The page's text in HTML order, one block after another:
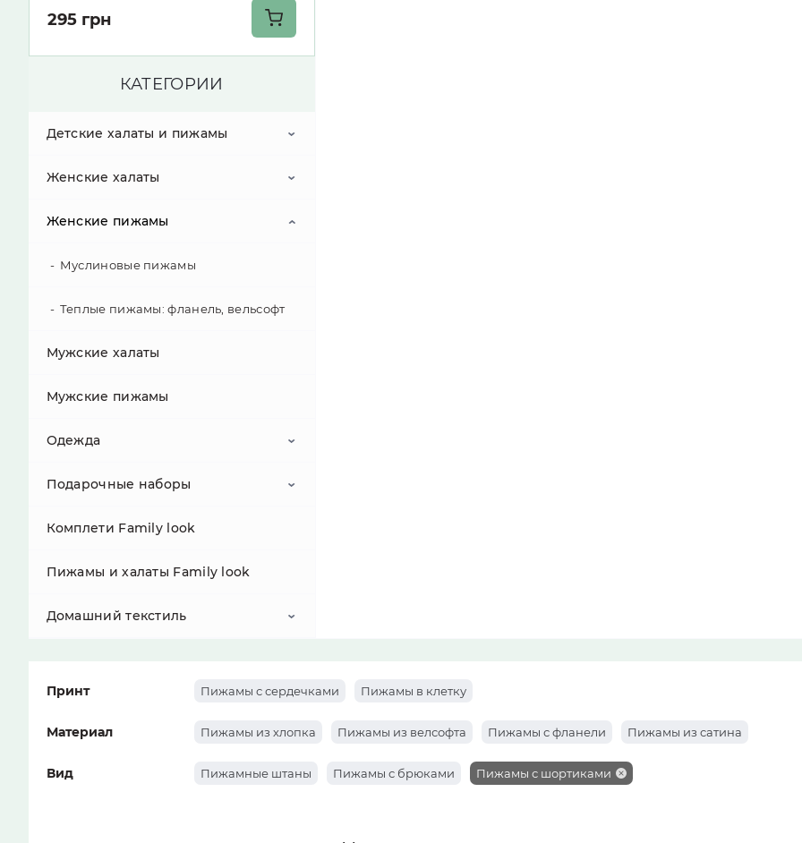
295 грн
КАТЕГОРИИ
Детские халаты и пижамы
Детские халаты
Детские пижамы
Женские халаты
Вафельные халаты
Муслиновые халаты
Халаты из велюра
Махровые халаты
Шелковые халаты и комплекты
Трикотажные комплекты и халаты
Женские пижамы
Муслиновые пижамы
Теплые пижамы: фланель, вельсофт
Мужские халаты
Мужские пижамы
Одежда
Коллекция LUMIA шелк-вискоза
Футболки, туники, рубашки
Одежда для мужчин
Сарафани
Подарочные наборы
Подарок для него
Подарочные наборы для неё
Комплети Family look
Пижамы и халаты Family look
Домашний текстиль
Принт Пижамы с сердечками Пижамы в клетку
Материал Пижамы из хлопка Пижамы из велсофта Пижамы с фланели Пижамы из сатина
Вид Пижамные штаны Пижамы с брюками Пижамы с шортиками